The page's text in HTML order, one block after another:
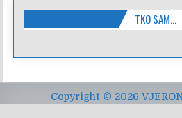
TKO SAM…
Copyright © 2026